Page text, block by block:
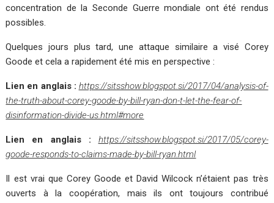
concentration de la Seconde Guerre mondiale ont été rendus
possibles.
Quelques jours plus tard, une attaque similaire a visé Corey
Goode et cela a rapidement été mis en perspective :
Lien en anglais : https://sitsshow.blogspot.si/2017/04/analysis-of-
the-truth-about-corey-goode-by-bill-ryan-don-t-let-the-fear-of-
disinformation-divide-us.html#more
Lien en anglais : https://sitsshow.blogspot.si/2017/05/corey-
goode-responds-to-claims-made-by-bill-ryan.html
Il est vrai que Corey Goode et David Wilcock n’étaient pas très
ouverts à la coopération, mais ils ont toujours contribué